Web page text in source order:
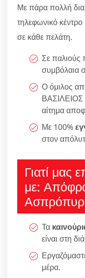
Με πάρα πολλή
τηλεφωνικό
σε κάθε πελάτη.
Σε παλιούς
συμβόλαια
Ο όμιλος
ΒΑΣΙΛΕΙΟΣ
αίτημα
Με 100%
στον
Γιατί μας
με:
Τα
είναι στη
μέρα.